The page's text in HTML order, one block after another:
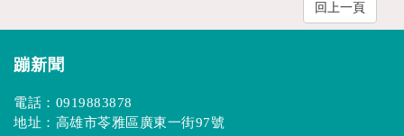
回上一頁
蹦新聞
電話： 0919883878
地址：高雄市苓雅區廣東一街97號